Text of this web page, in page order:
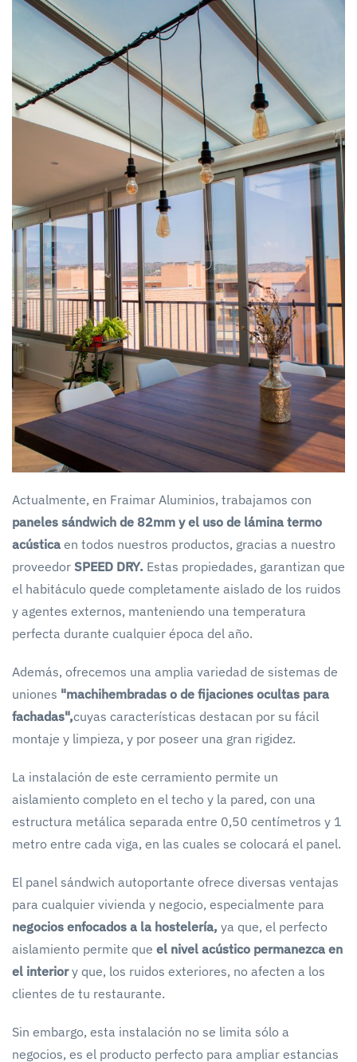
Actualmente, en Fraimar Aluminios, trabajamos con
paneles sándwich de 82mm y el uso de lámina termo
acústica en todos nuestros productos, gracias a nuestro
proveedor SPEED DRY. Estas propiedades, garantizan que
el habitáculo quede completamente aislado de los ruidos
y agentes externos, manteniendo una temperatura
perfecta durante cualquier época del año.
Además, ofrecemos una amplia variedad de sistemas de
uniones "machihembradas o de fijaciones ocultas para
fachadas",cuyas características destacan por su fácil
montaje y limpieza, y por poseer una gran rigidez.
La instalación de este cerramiento permite un
aislamiento completo en el techo y la pared, con una
estructura metálica separada entre 0,50 centímetros y 1
metro entre cada viga, en las cuales se colocará el panel.
El panel sándwich autoportante ofrece diversas ventajas
para cualquier vivienda y negocio, especialmente para
negocios enfocados a la hostelería, ya que, el perfecto
aislamiento permite que el nivel acústico permanezca en
el interiory que, los ruidos exteriores, no afecten a los
clientes de tu restaurante.
Sin embargo, esta instalación no se limita sólo a
negocios, es el producto perfecto para ampliar estancias